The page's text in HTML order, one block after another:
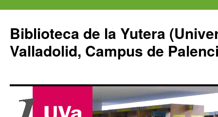
contenido
Biblioteca de la Yutera
Valladolid, Campus de